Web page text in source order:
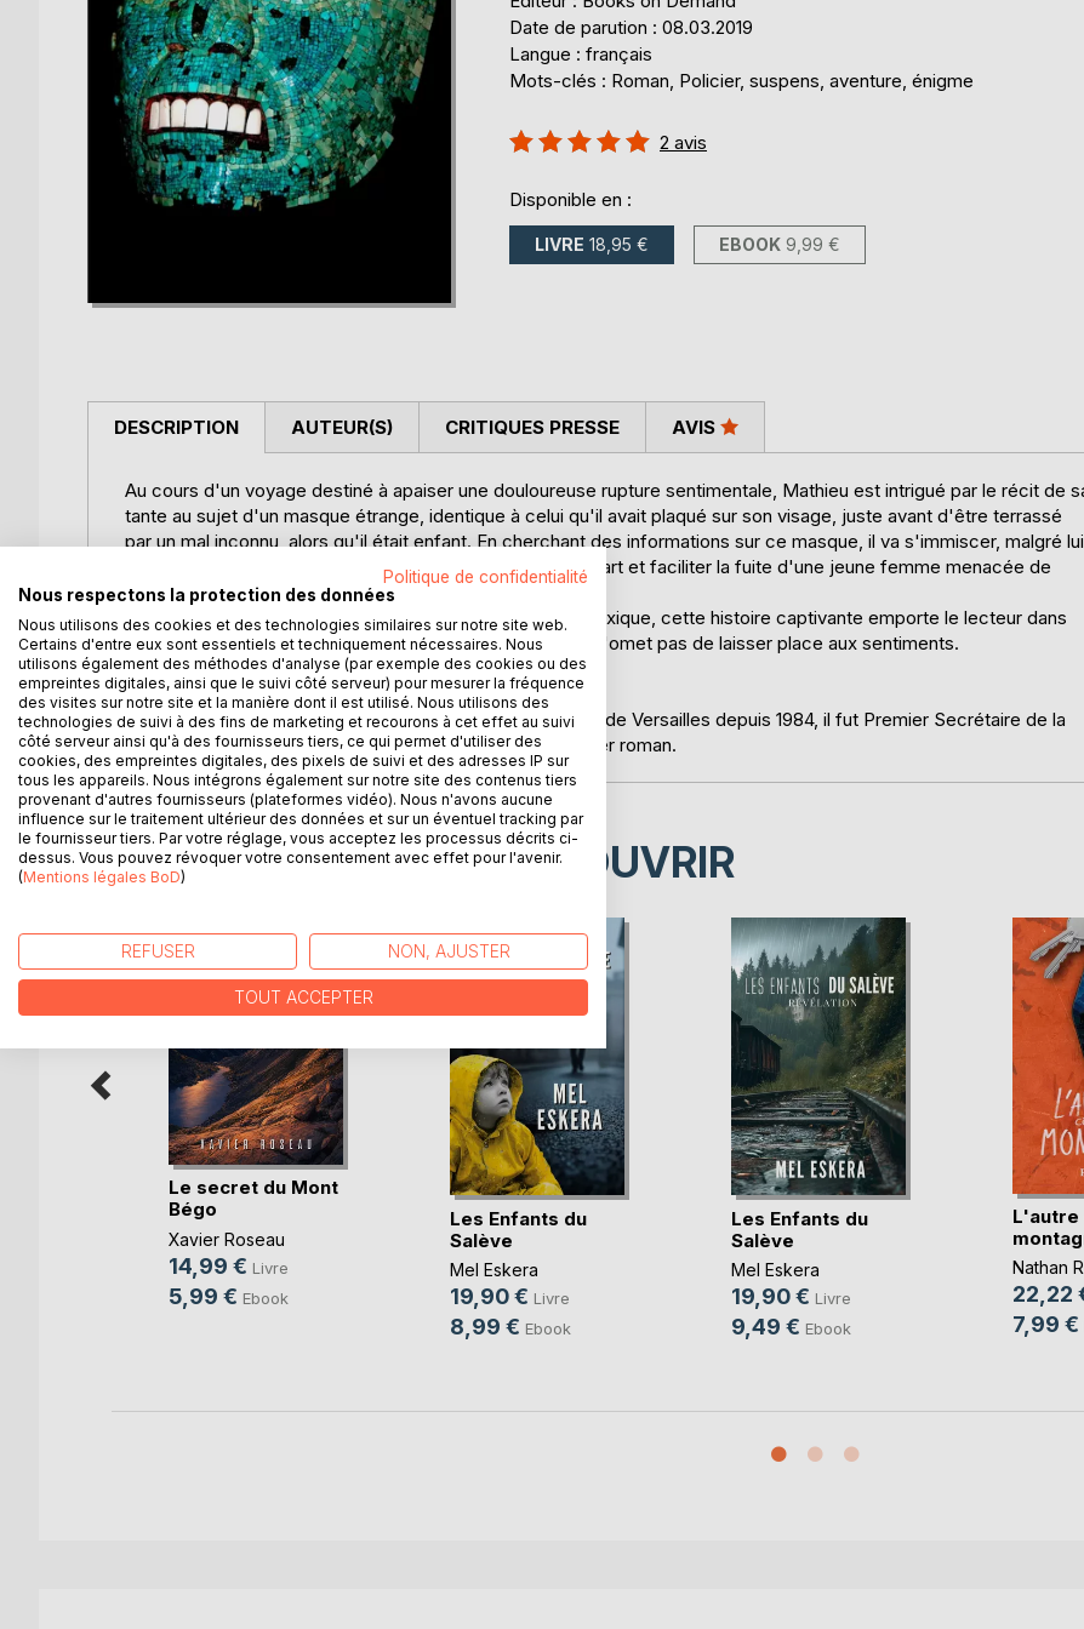
Date de parution : 08.03.2019
Langue : français
Mots-clés : Roman, Policier, suspens, aventure, énigme
Évaluation:
2 avis
Disponible en :
LIVRE 18,95 € EBOOK 9,99 €
DESCRIPTION
Au cours d'un voyage destiné à apaiser une douloureuse rupture sentimentale, Mathieu est intrigué par le récit de
tante au sujet d'un masque étrange, identique à celui qu'il avait plaqué sur son visage, juste avant d'être terrassé
par un mal inconnu, alors qu'il était enfant. En cherchant des informations sur ce masque, il va s'immiscer, malgré
dans une quête archéologique menée par un trafiquant d'art et faciliter la fuite d'une jeune femme menacée de
mort et pourchassée par son ancien amant.
De France aux Etats Unis en passant par le Brésil et le Mexique, cette histoire captivante emporte le lecteur dans
un tourbillon de rebondissements. Un thriller haletant qui n'omet pas de laisser place aux sentiments.
Dominique Lebrun est avocat à la Cour. Inscrit au Barreau de Versailles depuis 1984, il fut Premier Secrétaire de la
Conférence du Stage en 1988. Le Masque est son premier roman.
AUTEUR(S) CRITIQUES PRESSE AVIS
D’AUTRES TITRES À DÉCOUVRIR
Le secret du Mont
Bégo
Xavier Roseau
14,99 € Livre
5,99 € Ebook
Les Enfants du
Salève
Mel Eskera
19,90 € Livre
8,99 € Ebook
Les Enfants du
Salève
Mel Eskera
19,90 € Livre
9,49 € Ebook
L'autre
Nathan
22,22
7,99 €
Politique de confidentialité
Nous respectons la protection des données
Nous utilisons des cookies et des technologies similaires sur notre site web.
Certains d'entre eux sont essentiels et techniquement nécessaires. Nous
utilisons également des méthodes d'analyse (par exemple des cookies ou des
empreintes digitales, ainsi que le suivi côté serveur) pour mesurer la fréquence
des visites sur notre site et la manière dont il est utilisé. Nous utilisons des
technologies de suivi à des fins de marketing et recourons à cet effet au suivi
côté serveur ainsi qu'à des fournisseurs tiers, ce qui permet d'utiliser des
cookies, des empreintes digitales, des pixels de suivi et des adresses IP sur
tous les appareils. Nous intégrons également sur notre site des contenus tiers
provenant d'autres fournisseurs (plateformes vidéo). Nous n'avons aucune
influence sur le traitement ultérieur des données et sur un éventuel tracking par
le fournisseur tiers. Par votre réglage, vous acceptez les processus décrits ci-
dessus. Vous pouvez révoquer votre consentement avec effet pour l'avenir.
(Mentions légales BoD)
REFUSER NON, AJUSTER
TOUT ACCEPTER